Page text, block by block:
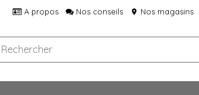
A propos Nos conseils location_on Nos magasins